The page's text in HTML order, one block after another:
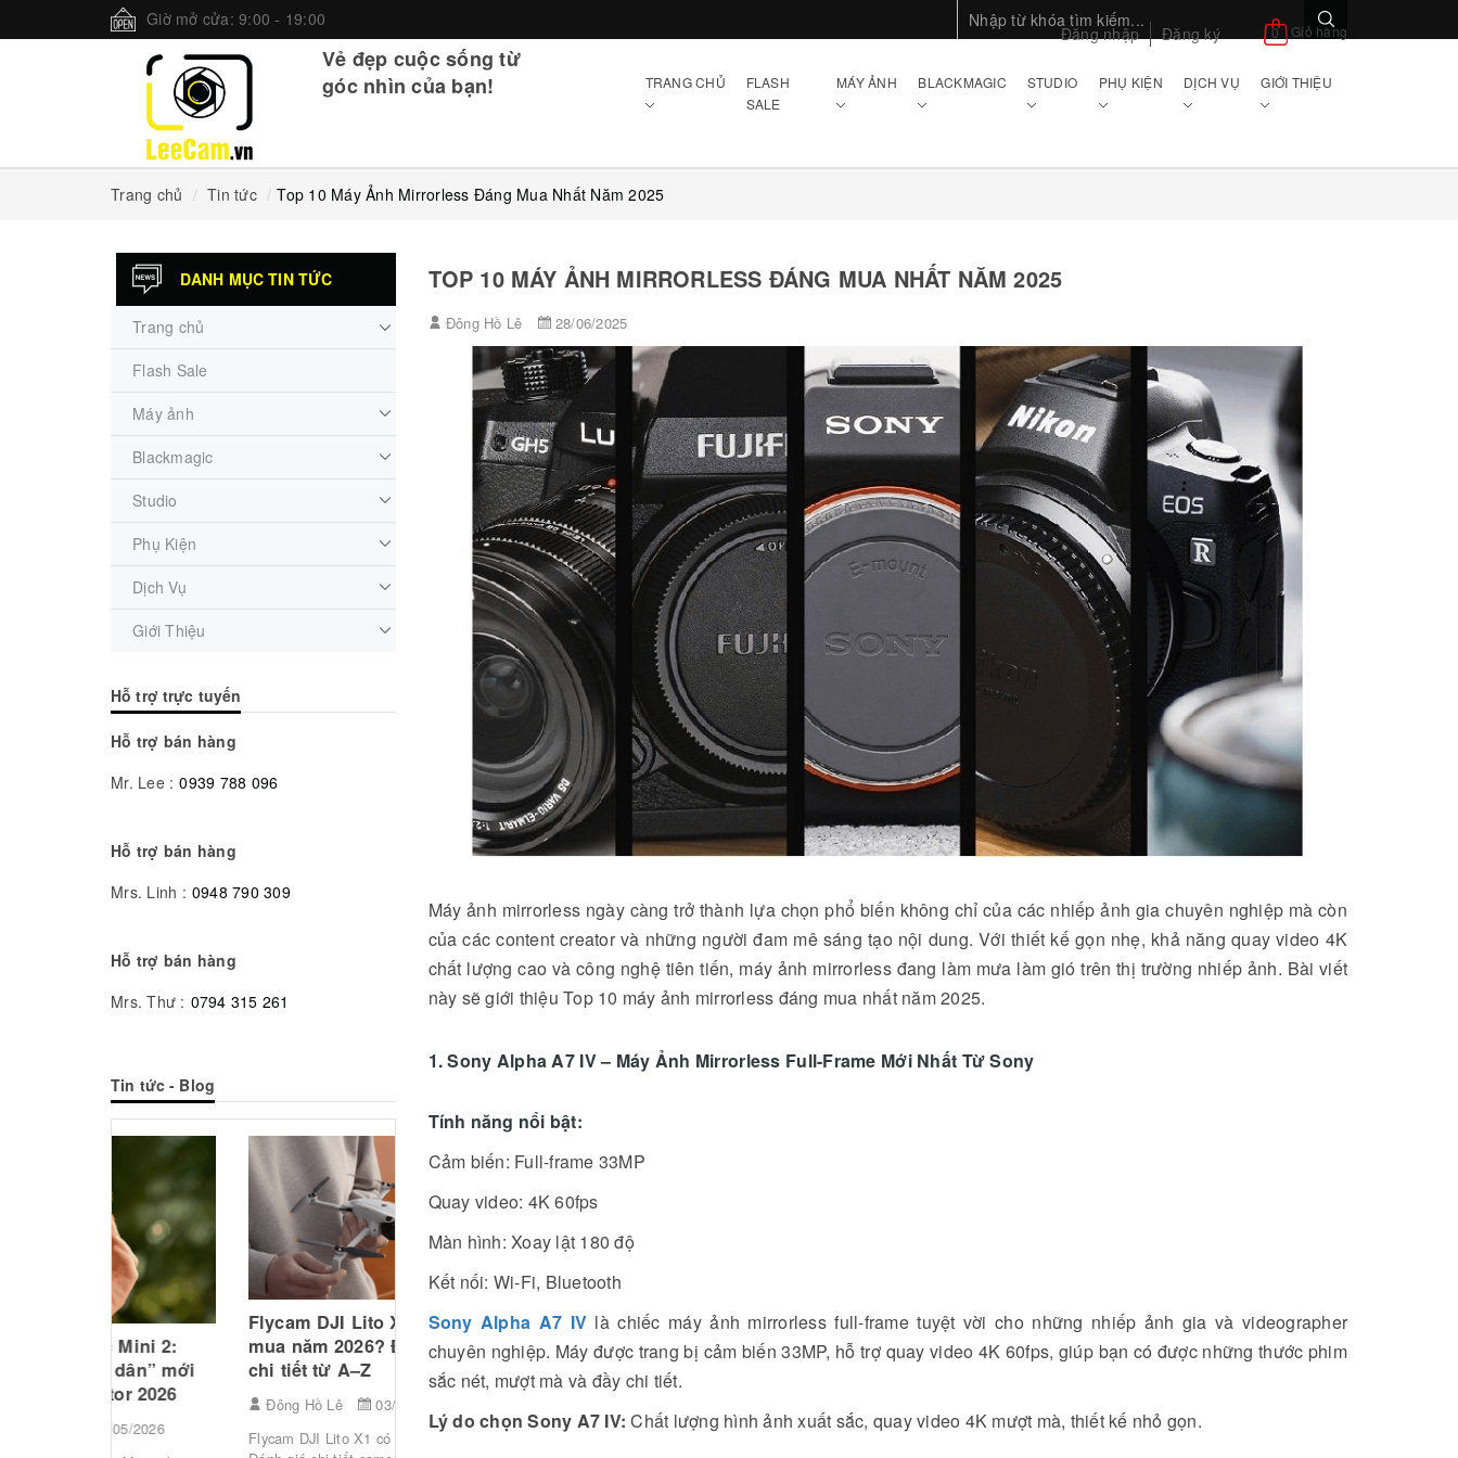
Giờ mở cửa: 9:00 - 19:00
Vẻ đẹp cuộc sống từ
góc nhìn của bạn!
Đăng nhập Đăng ký 0 Giỏ hàng
TRANG CHỦ
FLASH
SALE
MÁY ẢNH BLACKMAGIC STUDIO PHỤ KIỆN DỊCH VỤ GIỚI THIỆU
Trang chủ Tin tức Top 10 Máy Ảnh Mirrorless Đáng Mua Nhất Năm 2025
TOP 10 MÁY ẢNH MIRRORLESS ĐÁNG MUA NHẤT NĂM 2025
Đông Hồ Lê 28/06/2025
Máy ảnh mirrorless ngày càng trở thành lựa chọn phổ biến không chỉ của các nhiếp ảnh gia chuyên nghiệp mà còn
của các content creator và những người đam mê sáng tạo nội dung. Với thiết kế gọn nhẹ, khả năng quay video 4K
chất lượng cao và công nghệ tiên tiến, máy ảnh mirrorless đang làm mưa làm gió trên thị trường nhiếp ảnh. Bài viết
này sẽ giới thiệu Top 10 máy ảnh mirrorless đáng mua nhất năm 2025.
1. Sony Alpha A7 IV – Máy Ảnh Mirrorless Full-Frame Mới Nhất Từ Sony
Tính năng nổi bật:
Cảm biến: Full-frame 33MP
Quay video: 4K 60fps
Màn hình: Xoay lật 180 độ
Kết nối: Wi-Fi, Bluetooth
Sony Alpha A7 IV là chiếc máy ảnh mirrorless full-frame tuyệt vời cho những nhiếp ảnh gia và videographer
chuyên nghiệp. Máy được trang bị cảm biến 33MP, hỗ trợ quay video 4K 60fps, giúp bạn có được những thước phim
sắc nét, mượt mà và đầy chi tiết.
Lý do chọn Sony A7 IV: Chất lượng hình ảnh xuất sắc, quay video 4K mượt mà, thiết kế nhỏ gọn.
DANH MỤC TIN TỨC
Trang chủ
Flash Sale
Máy ảnh
Blackmagic
Studio
Phụ Kiện
Dịch Vụ
Giới Thiệu
Hỗ trợ trực tuyến
Hỗ trợ bán hàng
Mr. Lee : 0939 788 096
Hỗ trợ bán hàng
Mrs. Linh : 0948 790 309
Hỗ trợ bán hàng
Mrs. Thư : 0794 315 261
Tin tức - Blog
Flycam DJI Lito X1 có đáng
mua năm 2026? Đánh giá
chi tiết từ A–Z
Đông Hồ Lê
03/05/2026
Flycam DJI Lito X1 có gì nổi bật?
Top Micro Thu Âm Không
Dây Tốt Nhất 2026: Từ "Vlog
Cá Nhân" Đến "Phim Điện
Ảnh"
Âm thanh chiếm 50% sự thành công
DJI Osmo Mobile 8P Chính
Thức Lộ Diện: Màn Hình Rời
"Cách Mạng" Và Công Nghệ
Đông Hồ Lê
07/05/2026
Đánh giá DJI Mic Mini 2:
Chiếc mic “quốc dân” mới
Đông Hồ Lê
03/05/2026